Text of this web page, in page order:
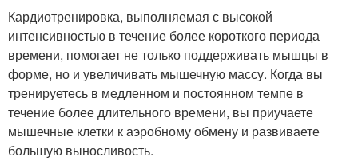
Кардиотренировка, выполняемая с высокой
интенсивностью в течение более короткого периода
времени, помогает не только поддерживать мышцы в
форме, но и увеличивать мышечную массу. Когда вы
тренируетесь в медленном и постоянном темпе в
течение более длительного времени, вы приучаете
мышечные клетки к аэробному обмену и развиваете
большую выносливость.